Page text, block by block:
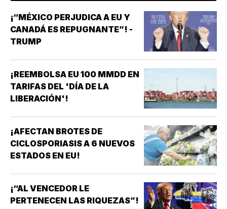
¡“MÉXICO PERJUDICA A EU Y
CANADÁ ES REPUGNANTE”! -
TRUMP
¡REEMBOLSA EU 100 MMDD EN
TARIFAS DEL 'DÍA DE LA
LIBERACIÓN'!
¡AFECTAN BROTES DE
CICLOSPORIASIS A 6 NUEVOS
ESTADOS EN EU!
¡“AL VENCEDOR LE
PERTENECEN LAS RIQUEZAS”!